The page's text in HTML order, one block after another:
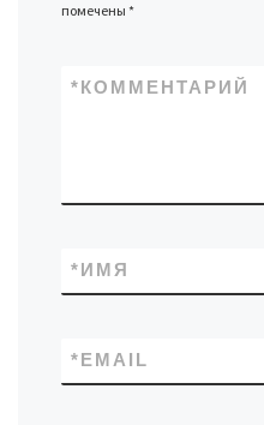
помечены*
КОММЕНТАРИЙ
*
ИМЯ
*
EMAIL
*